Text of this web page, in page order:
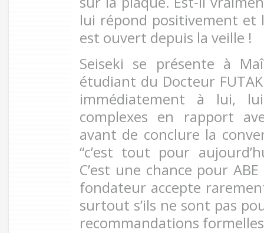
lui répond positivement et
est ouvert depuis la veille !
Seiseki se présente à
étudiant du Docteur
immédiatement à lui,
complexes en rapport
avant de conclure la
“c’est tout pour
C’est une chance pour
fondateur accepte
surtout s’ils ne sont pas
recommandations